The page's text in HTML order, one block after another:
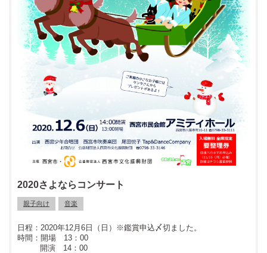
2020さよならコンサート
親子向け 音楽
2020年12月6日（日）※鑑賞申込〆切ました。
開場 13：00
開演 14：00